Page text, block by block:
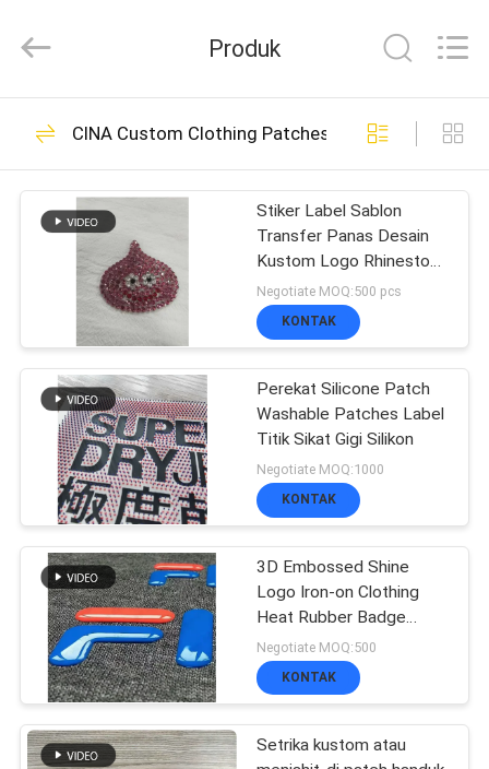
RUMAH
PRODUK
TENTANG
WISATA
PABRIK
KONTROL
KUALITAS
HUBUNGI
KAMI
Garment
Accessories
All
Reserved.
Custom Clothing
Patches
291
Custom bordir
Patch
79
Label Heat Transfer
Clothing
179
Produk
CINA Custom Clothing Patches
Stiker Label Sablon
Transfer Panas Desain
Kustom Logo Rhinestone
Tinggi Setrika Untuk T-
shirt Topi DIY Kristal
Negotiate MOQ:500 pcs
KONTAK
Perekat Silicone Patch
Washable Patches Label
Titik Sikat Gigi Silikon
Negotiate MOQ:1000
KONTAK
3D Embossed Shine
Logo Iron-on Clothing
Heat Rubber Badge
Silicone Heat Transfer
Patch
Negotiate MOQ:500
KONTAK
Setrika kustom atau